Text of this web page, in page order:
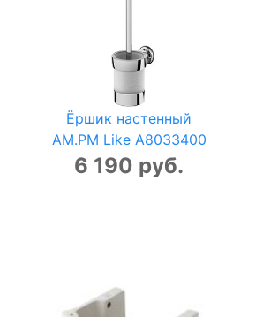
Ёршик настенный
AM.PM Like A8033400
6 190 руб.